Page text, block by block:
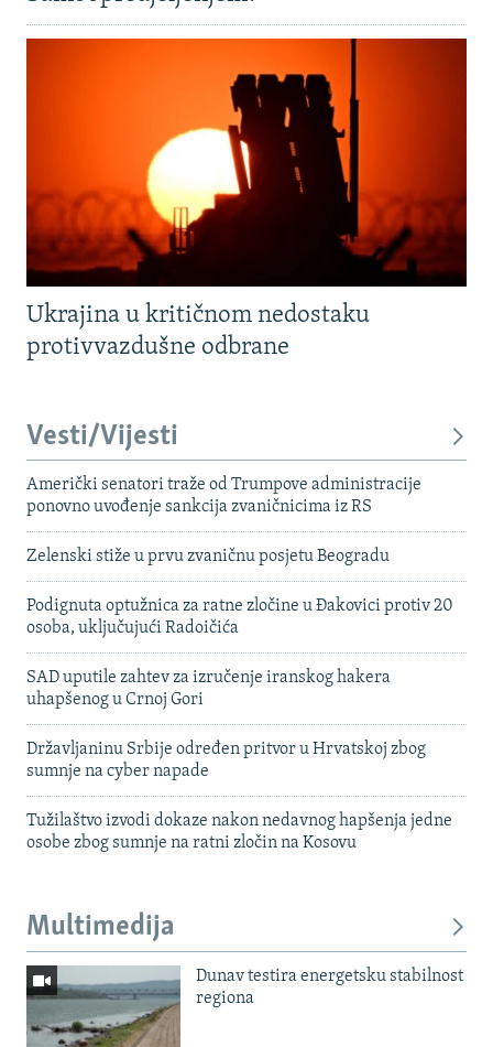
Ukrajina u kritičnom nedostaku
protivvazdušne odbrane
Vesti/Vijesti
Američki senatori traže od Trumpove administracije
ponovno uvođenje sankcija zvaničnicima iz RS
Zelenski stiže u prvu zvaničnu posjetu Beogradu
Podignuta optužnica za ratne zločine u Đakovici protiv 20
osoba, uključujući Radoičića
SAD uputile zahtev za izručenje iranskog hakera
uhapšenog u Crnoj Gori
Državljaninu Srbije određen pritvor u Hrvatskoj zbog
sumnje na cyber napade
Tužilaštvo izvodi dokaze nakon nedavnog hapšenja jedne
osobe zbog sumnje na ratni zločin na Kosovu
Multimedija
Dunav testira energetsku stabilnost
regiona